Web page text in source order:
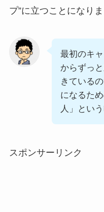
プ”に立つことになりま
最初のキ
からずっ
きている
になるた
人」とい
スポンサーリンク